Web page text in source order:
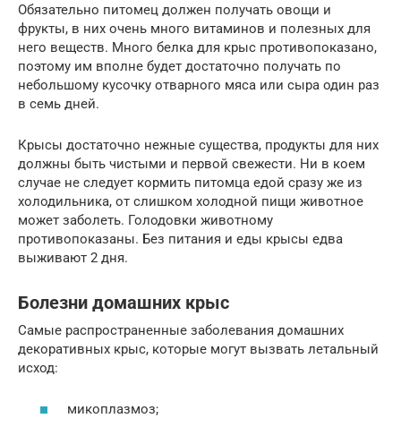
Обязательно питомец должен получать овощи и
фрукты, в них очень много витаминов и полезных для
него веществ. Много белка для крыс противопоказано,
поэтому им вполне будет достаточно получать по
небольшому кусочку отварного мяса или сыра один раз
в семь дней.
Крысы достаточно нежные существа, продукты для них
должны быть чистыми и первой свежести. Ни в коем
случае не следует кормить питомца едой сразу же из
холодильника, от слишком холодной пищи животное
может заболеть. Голодовки животному
противопоказаны. Без питания и еды крысы едва
выживают 2 дня.
Болезни домашних крыс
Самые распространенные заболевания домашних
декоративных крыс, которые могут вызвать летальный
исход:
микоплазмоз;